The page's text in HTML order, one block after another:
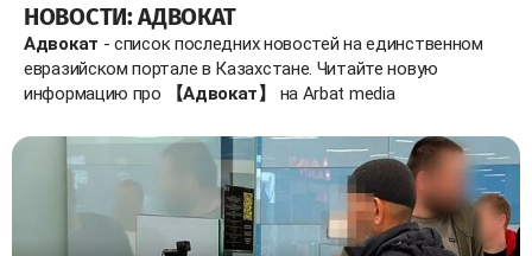
НОВОСТИ: АДВОКАТ
Адвокат - список последних новостей на единственном
евразийском портале в Казахстане. Читайте новую
информацию про
【Адвокат】 на Arbat media